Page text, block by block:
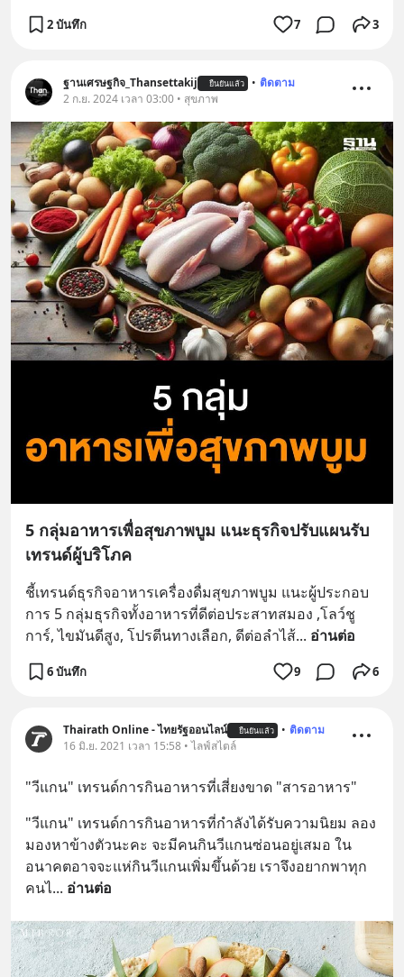
2 บันทึก 7 3
ฐานเศรษฐกิจ_Thansettakij ยืนยันแล้ว • ติดตาม
2 ก.ย. 2024 เวลา 03:00 • สุขภาพ
5 กลุ่มอาหารเพื่อสุขภาพบูม แนะธุรกิจปรับแผนรับ
เทรนด์ผู้บริโภค
ชี้เทรนด์ธุรกิจอาหารเครื่องดื่มสุขภาพบูม แนะผู้ประกอบ
การ 5 กลุ่มธุรกิจทั้งอาหารที่ดีต่อประสาทสมอง ,โลว์ชู
การ์, ไขมันดีสูง, โปรตีนทางเลือก, ดีต่อลำไส้... อ่านต่อ
6 บันทึก 9 6
Thairath Online - ไทยรัฐออนไลน์ ยืนยันแล้ว • ติดตาม
16 มิ.ย. 2021 เวลา 15:58 • ไลฟ์สไตล์
"วีแกน" เทรนด์การกินอาหารที่เสี่ยงขาด "สารอาหาร"
"วีแกน" เทรนด์การกินอาหารที่กำลังได้รับความนิยม ลอง
มองหาข้างตัวนะคะ จะมีคนกินวีแกนซ่อนอยู่เสมอ ใน
อนาคตอาจจะแห่กินวีแกนเพิ่มขึ้นด้วย เราจึงอยากพาทุก
คนไ... อ่านต่อ